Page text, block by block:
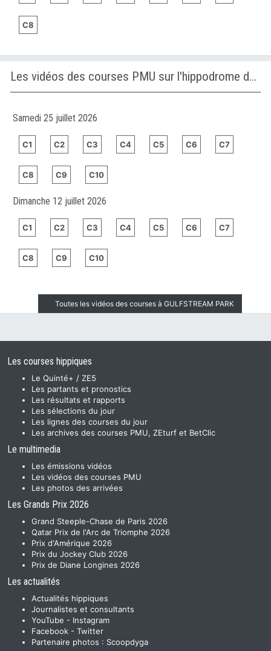
C8
Les vidéos des courses PMU sur l'hippodrome de GULFSTREAM PARK
Samedi 25 juillet 2026
C1 C2 C3 C4 C5 C6 C7
C8 C9 C10
Dimanche 12 juillet 2026
C1 C2 C3 C4 C5 C6 C7
C8 C9 C10
Toutes les vidéos des courses à GULFSTREAM PARK
Les courses hippiques
Le Quinté+ / ZE5
Les partants et pronostics
Les résultats et rapports
Les sélections du jour
Les lignes des courses du jour
Les archives des courses PMU, ZEturf et BetClic
Le multimedia
Les émissions vidéos
Les vidéos des courses PMU
Les photos des arrivées
Les Grands Prix 2026
Grand Steeple-Chase de Paris 2026
Qatar Prix de l'Arc de Triomphe 2026
Prix d'Amérique 2026
Prix du Jockey Club 2026
Prix de Diane Longines 2026
Les actualités
Actualités hippiques
Journalistes et consultants
YouTube - Instagram
Facebook - Twitter
Partenaire photos : Scoopdyga